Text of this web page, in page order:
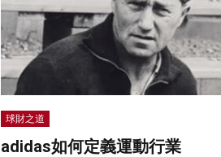
球財之道
adidas如何定義運動行業